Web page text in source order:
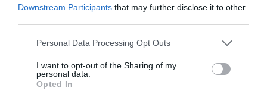
Downstream Participants that may further disclose it to other
Please note that this website/app uses one or more Google
not limited to your visit or usage behaviour. You may click to
grant or deny consent to Google and its third-party tags to
use your data for below specified purposes in below Google
Personal Data Processing Opt Outs
I want to opt-out of the Sharing of my
personal data.
Opted In